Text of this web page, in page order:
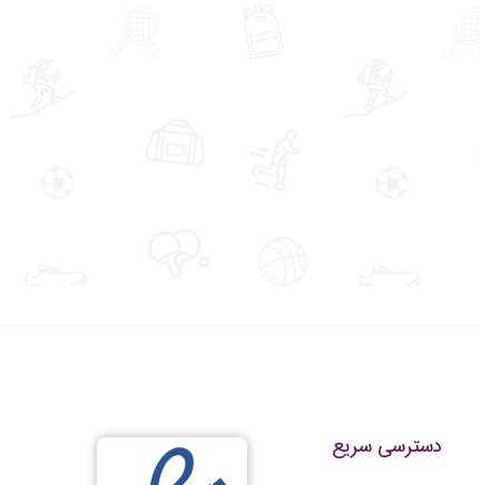
دسترسی سریع